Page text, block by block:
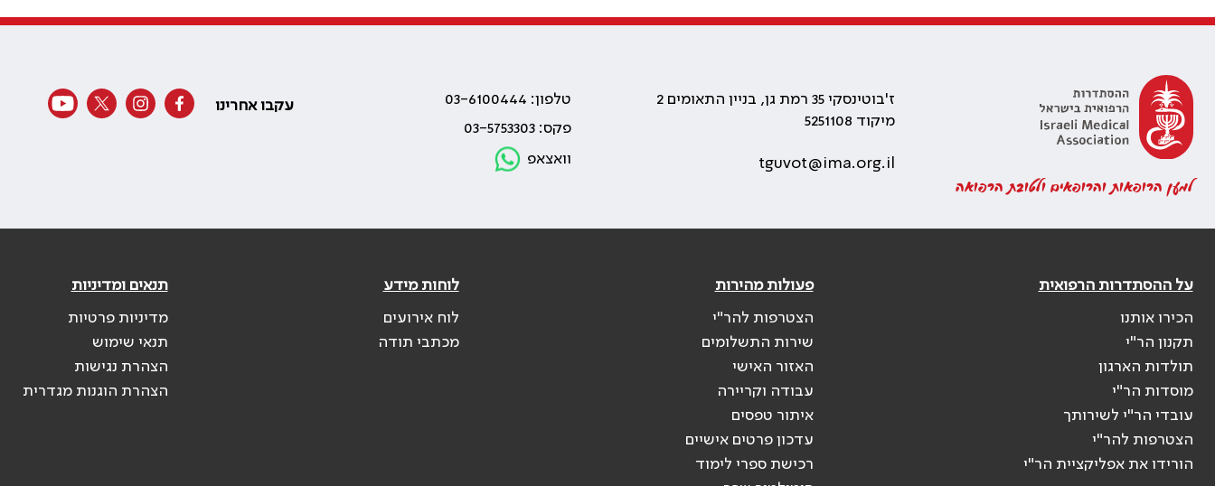
למען הרופאות והרופאים ולטובת הרפואה
ז'בוטינסקי 35 רמת גן, בניין התאומים 2
מיקוד 5251108
tguvot@ima.org.il
טלפון: 03-6100444
פקס: 03-5753303
וואצאפ
עקבו אחרינו
על ההסתדרות הרפואית
הכירו אותנו
תקנון הר"י
תולדות הארגון
מוסדות הר"י
עובדי הר"י לשירותך
הצטרפות להר"י
הורידו את אפליקציית הר"י
פעולות מהירות
הצטרפות להר"י
שירות התשלומים
האזור האישי
עבודה וקריירה
איתור טפסים
עדכון פרטים אישיים
רכישת ספרי לימוד
לוחות מידע
לוח אירועים
מכתבי תודה
תנאים ומדיניות
מדיניות פרטיות
תנאי שימוש
הצהרת נגישות
הצהרת הוגנות מגדרית